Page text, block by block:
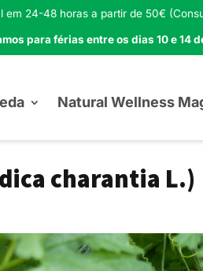
em 24-48 horas a partir de 50€
para férias entre os dias 10 e 14
Natural Wellness
charantia L.)